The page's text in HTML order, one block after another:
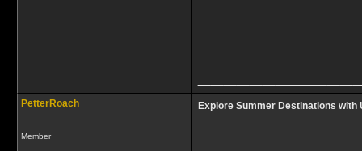
PetterRoach
Member
Explore Summer Destinations with